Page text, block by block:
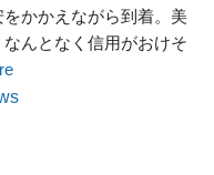
かかえながら到着。美
んとなく信用がおけそ